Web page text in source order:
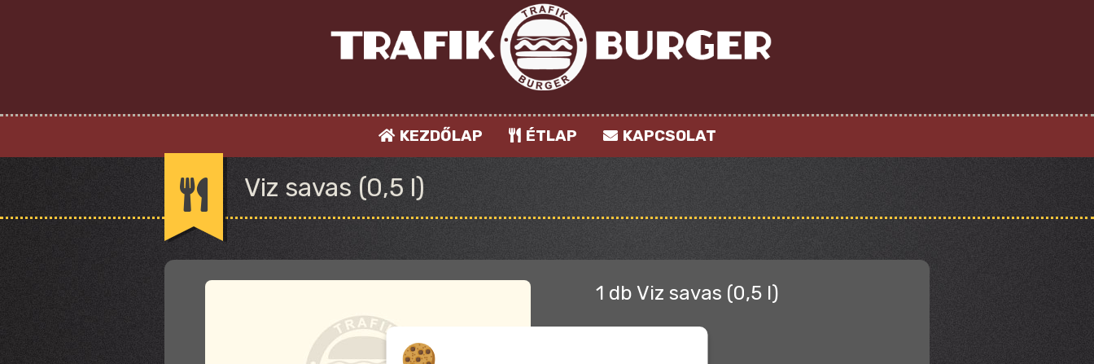
KEZDŐLAP ÉTLAP KAPCSOLAT
Viz savas (0,5 l)
1 db Viz savas (0,5 l)